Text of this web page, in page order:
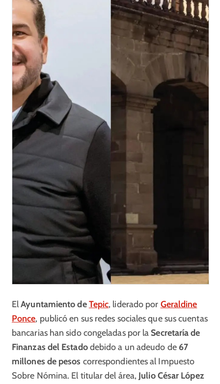
ElAyuntamiento deTepic, liderado por Geraldine
Ponce, publicó en sus redes sociales que sus cuentas
bancarias han sido congeladas por la Secretaría de
Finanzas del Estadodebido a un adeudo de 67
millones de pesos correspondientes al Impuesto
Sobre Nómina. El titular del área, Julio César López